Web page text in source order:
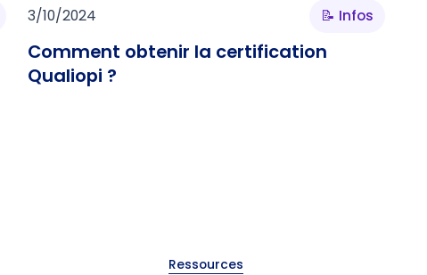
3/10/2024 📝 Infos
Comment obtenir la certification
Qualiopi ?
Ressources